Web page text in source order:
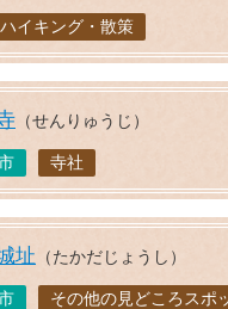
ハイキング・散策
（せんりゅうじ）
寺社
址 （たかだじょうし）
その他の見どころスポ